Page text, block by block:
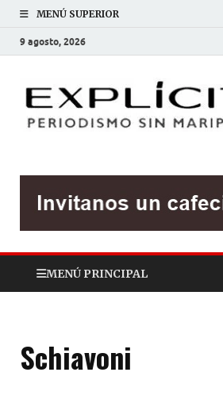
MENÚ SUPERIOR
9 agosto, 2026
MENÚ PRINCIPAL
Schiavoni